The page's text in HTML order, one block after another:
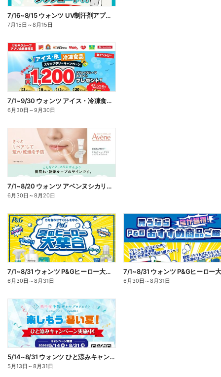
7/16~8/15 ウォンツ UV制汗剤アプリ企画
7月15日 ～8月15日
7/1~9/30 ウォンツ アイス・冷凍食品スタンプラリーキャンペーン企
6月30日 ～9月30日
7/1~8/20 ウォンツ アベンヌシカリップ予約
6月30日 ～8月20日
7/1~8/31 ウォンツ P&Gヒーロー大集合キャンペーン企画ー1
6月30日 ～8月31日 6月30日 ～8月31日
5/14~8/31 ウォンツ ひと涼みキャンペーン
5月13日 ～8月31日